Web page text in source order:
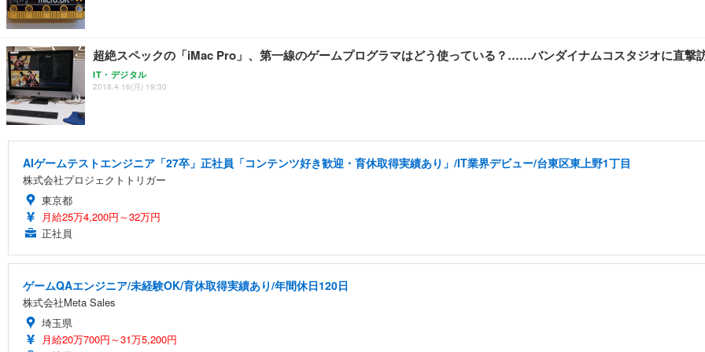
超絶スペックの「iMac Pro」、第一線のゲームプログラマはどう使っている？……バンダイナムコスタジオに直撃
IT・デジタル
2018.4.16(月) 19:30
AIゲームテストエンジニア「27卒」正社員「コンテンツ好き歓迎・育休取得実績あり」/IT業界デビュー/台東区東上野1丁目
株式会社プロジェクトトリガー
東京都
月給25万4,200円～32万円
正社員
ゲームQAエンジニア/未経験OK/育休取得実績あり/年間休日120日
株式会社Meta Sales
埼玉県
月給20万700円～31万5,200円